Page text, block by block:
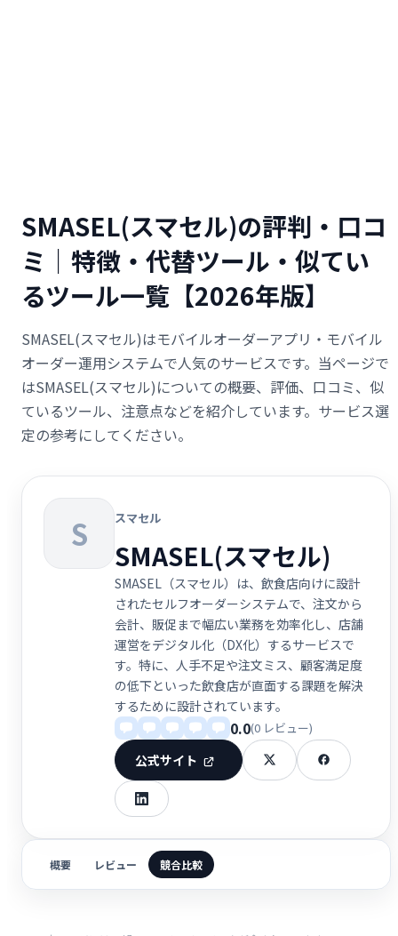
SMASEL(スマセル)の評判・口コ
ミ｜特徴・代替ツール・似てい
るツール一覧【2026年版】
SMASEL(スマセル)はモバイルオーダーアプリ・モバイル
オーダー運用システムで人気のサービスです。当ページで
はSMASEL(スマセル)についての概要、評価、口コミ、似
ているツール、注意点などを紹介しています。サービス選
定の参考にしてください。
S スマセル
SMASEL(スマセル)
SMASEL（スマセル）は、飲食店向けに設計
されたセルフオーダーシステムで、注文から
会計、販促まで幅広い業務を効率化し、店舗
運営をデジタル化（DX化）するサービスで
す。特に、人手不足や注文ミス、顧客満足度
の低下といった飲食店が直面する課題を解決
するために設計されています。
0.0(0 レビュー)
公式サイト
概要 レビュー 競合比較